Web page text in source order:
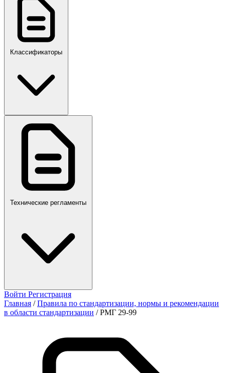
ПР,Р,ПМГ,РМГ
Классификаторы
Технические регламенты
Войти Регистрация
Главная / Правила по стандартизации, нормы и рекомендации
в области стандартизации / РМГ 29-99